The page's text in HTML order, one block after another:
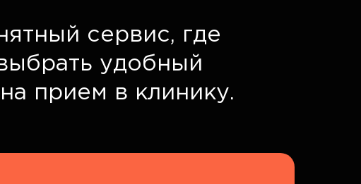
сервис, где
удобный
прием в клинику.